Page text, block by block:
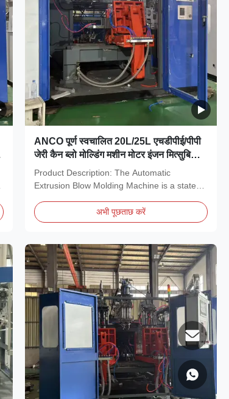
ANCO पूर्ण स्वचालित 20L/25L एचडीपीई/पीपी
जेरी कैन ब्लो मोल्डिंग मशीन मोटर इंजन मित्सुबिशी
पीएलसी 180kN क्लैंपिंग फोर्स स्टैकिंग
Product Description: The Automatic
Extrusion Blow Molding Machine is a state-
अभी पूछताछ करें